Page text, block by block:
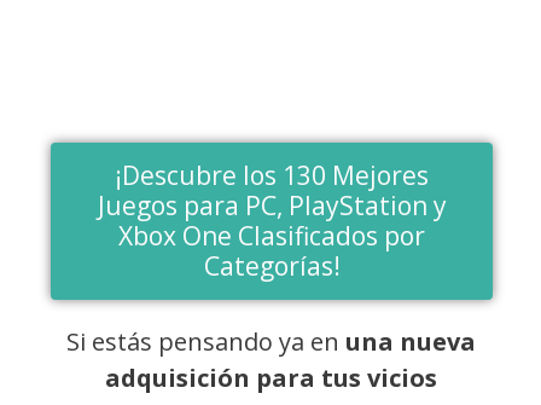
¡Descubre los 130 Mejores
Juegos para PC, PlayStation y
Xbox One Clasificados por
Categorías!
Si estás pensando ya en una nueva
adquisición para tus vicios